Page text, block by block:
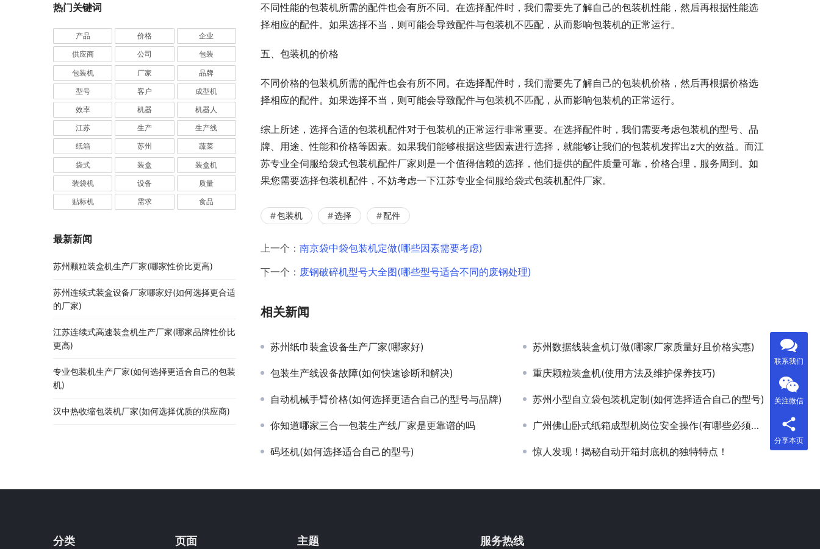
不同性能的包装机所需的配件也会有所不同。在选择配件时，我们需要先了解自己的包装机性能，然后再根据性能选
择相应的配件。如果选择不当，则可能会导致配件与包装机不匹配，从而影响包装机的正常运行。
五、包装机的价格
不同价格的包装机所需的配件也会有所不同。在选择配件时，我们需要先了解自己的包装机价格，然后再根据价格选
择相应的配件。如果选择不当，则可能会导致配件与包装机不匹配，从而影响包装机的正常运行。
综上所述，选择合适的包装机配件对于包装机的正常运行非常重要。在选择配件时，我们需要考虑包装机的型号、品
牌、用途、性能和价格等因素。如果我们能够根据这些因素进行选择，就能够让我们的包装机发挥出z大的效益。而江
苏专业全伺服给袋式包装机配件厂家则是一个值得信赖的选择，他们提供的配件质量可靠，价格合理，服务周到。如
果您需要选择包装机配件，不妨考虑一下江苏专业全伺服给袋式包装机配件厂家。
包装机 选择 配件
上一个： 南京袋中袋包装机定做(哪些因素需要考虑)
下一个： 废钢破碎机型号大全图(哪些型号适合不同的废钢处理)
相关新闻
苏州纸巾装盒设备生产厂家(哪家好) 苏州数据线装盒机订做(哪家厂家质量好且价格实惠)
包装生产线设备故障(如何快速诊断和解决) 重庆颗粒装盒机(使用方法及维护保养技巧)
自动机械手臂价格(如何选择更适合自己的型号与品牌) 苏州小型自立袋包装机定制(如何选择适合自己的型号)
你知道哪家三合一包装生产线厂家是更靠谱的吗 广州佛山卧式纸箱成型机岗位安全操作(有哪些必须注意的事项)
码坯机(如何选择适合自己的型号) 惊人发现！揭秘自动开箱封底机的独特特点！
热门关键词
产品 价格 企业
供应商 公司 包装
包装机 厂家 品牌
型号 客户 成型机
效率 机器 机器人
江苏 生产 生产线
纸箱 苏州 蔬菜
袋式 装盒 装盒机
装袋机 设备 质量
贴标机 需求 食品
最新新闻
苏州颗粒装盒机生产厂家(哪家性价比更高)
苏州连续式装盒设备厂家哪家好(如何选择更合适
的厂家)
江苏连续式高速装盒机生产厂家(哪家品牌性价比
更高)
专业包装机生产厂家(如何选择更适合自己的包装
机)
汉中热收缩包装机厂家(如何选择优质的供应商)
分类 页面 主题 服务热线
联系我们
关注微信
分享本页